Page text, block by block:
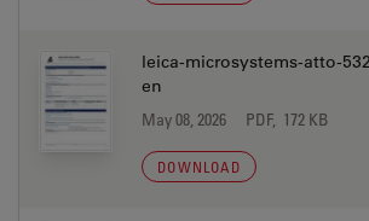
leica-microsystems-atto-
en
May 08, 2026 PDF, 172 KB
DOWNLOAD